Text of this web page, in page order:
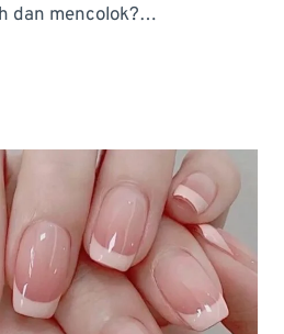
dan mencolok?…